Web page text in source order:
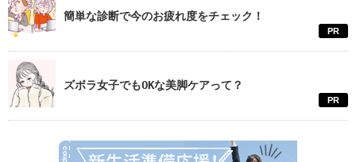
簡単な診断で今のお疲れ度をチェック！
PR
ズボラ女子でもOKな美脚ケアって？
PR